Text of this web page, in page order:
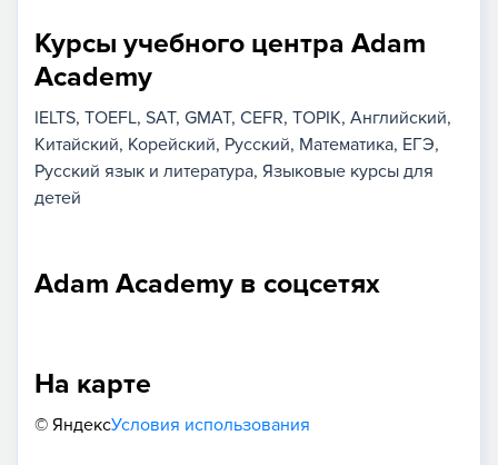
Курсы учебного центра Adam
Academy
IELTS TOEFL SAT GMAT CEFR TOPIK Английский
Китайский Корейский Русский Математика ЕГЭ
Русский язык и литература Языковые курсы для
детей
Adam Academy в соцсетях
На карте
© ЯндексУсловия использования